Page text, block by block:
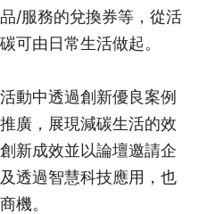
/服務的兌換券等，從活
可由日常生活做起。
動中透過創新優良案例
廣，展現減碳生活的效
新成效並以論壇邀請企
透過智慧科技應用，也
機。